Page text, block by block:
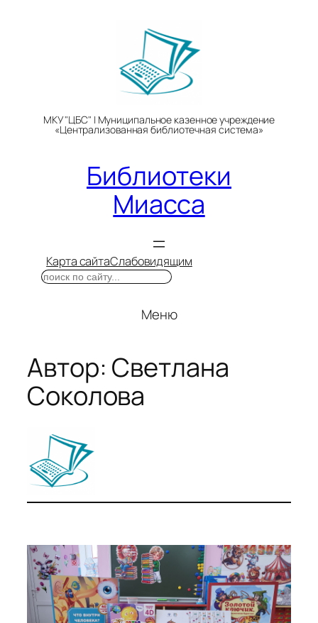
МКУ "ЦБС" | Муниципальное казенное учреждение
«Централизованная библиотечная система»
Библиотеки
Миасса
Карта сайтаСлабовидящим
Поиск
Меню
Автор: Светлана
Соколова